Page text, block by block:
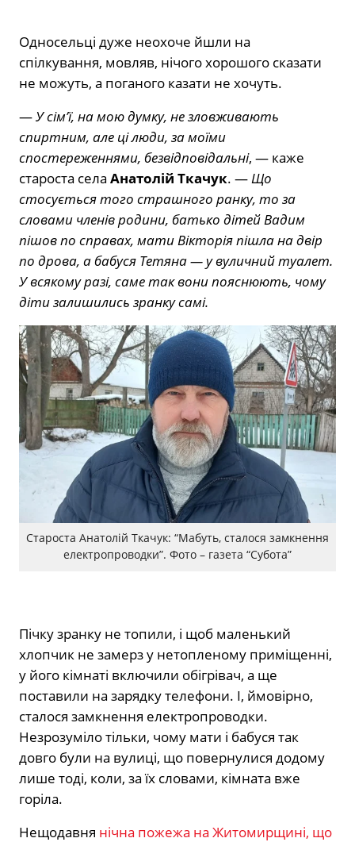
Односельці дуже неохоче йшли на
спілкування, мовляв, нічого хорошого сказати
не можуть, а поганого казати не хочуть.
—У сім’ї, на мою думку, не зловживають
спиртним, але ці люди, за моїми
спостереженнями, безвідповідальні, — каже
староста села Анатолій Ткачук. —Що
стосується того страшного ранку, то за
словами членів родини, батько дітей Вадим
пішов по справах, мати Вікторія пішла на двір
по дрова, а бабуся Тетяна — у вуличний туалет.
У всякому разі, саме так вони пояснюють, чому
діти залишились зранку самі.
Староста Анатолій Ткачук: “Мабуть, сталося замкнення
електропроводки”. Фото – газета “Субота”
Пічку зранку не топили, і щоб маленький
хлопчик не замерз у нетопленому приміщенні,
у його кімнаті включили обігрівач, а ще
поставили на зарядку телефони. І, ймовірно,
сталося замкнення електропроводки.
Незрозуміло тільки, чому мати і бабуся так
довго були на вулиці, що повернулися додому
лише тоді, коли, за їх словами, кімната вже
горіла.
Нещодавня нічна пожежа на Житомирщині, що